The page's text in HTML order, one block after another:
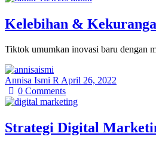
Kelebihan &
Tiktok umumkan inovasi baru dengan
Annisa Ismi R April 26, 2022
0Comments
Strategi Digital